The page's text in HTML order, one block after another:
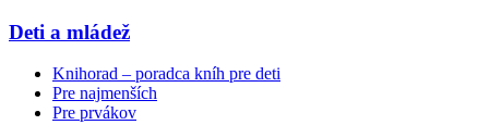
Deti a mládež
Knihorad – poradca kníh pre deti
Pre najmenších
Pre prvákov